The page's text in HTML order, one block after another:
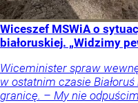
Wiceszef MSWiA o
białoruskiej. „Widzimy
Wiceminister spraw
w ostatnim czasie
granicę. – My nie